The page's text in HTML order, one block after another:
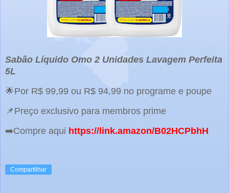
Sabão Líquido Omo 2 Unidades Lavagem Perfeita
5L
🌟Por R$ 99,99 ou R$ 94,99 no programe e poupe
📌Preço exclusivo para membros prime
➡️Compre aqui https://link.amazon/B02HCPbhH
Compartilhar